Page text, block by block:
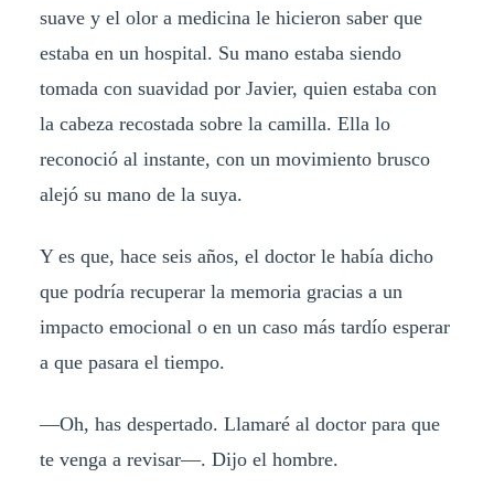
suave y el olor a medicina le hicieron saber que
estaba en un hospital. Su mano estaba siendo
tomada con suavidad por Javier, quien estaba con
la cabeza recostada sobre la camilla. Ella lo
reconoció al instante, con un movimiento brusco
alejó su mano de la suya.
Y es que, hace seis años, el doctor le había dicho
que podría recuperar la memoria gracias a un
impacto emocional o en un caso más tardío esperar
a que pasara el tiempo.
—Oh, has despertado. Llamaré al doctor para que
te venga a revisar—. Dijo el hombre.